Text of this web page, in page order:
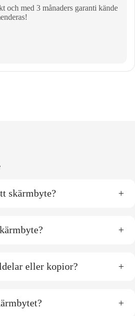
och med 3 månaders garanti kände
skärmbyte? +
+
eller kopior? +
+